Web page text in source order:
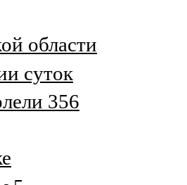
области
суток
356